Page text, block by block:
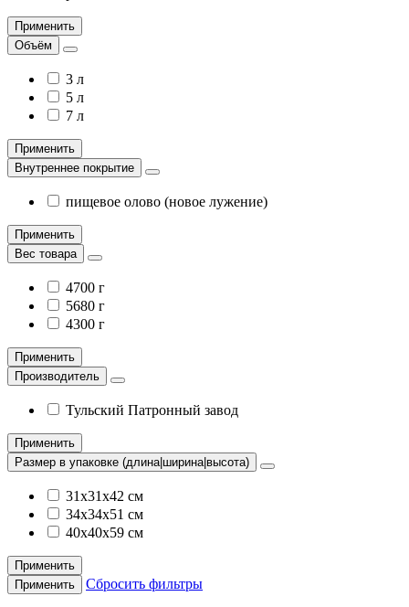
Применить
Объём
3 л
5 л
7 л
Применить
Внутреннее покрытие
пищевое олово (новое лужение)
Применить
Вес товара
4700 г
5680 г
4300 г
Применить
Производитель
Тульский Патронный завод
Применить
Размер в упаковке (длина|ширина|высота)
31x31x42 см
34x34x51 см
40x40x59 см
Применить
Применить
Сбросить фильтры